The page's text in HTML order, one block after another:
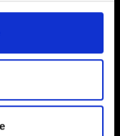
们使用 Cookie 的
"。